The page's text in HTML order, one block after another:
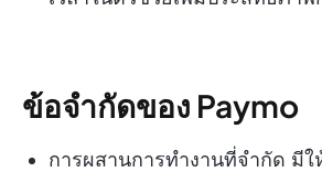
ข้อจำกัดของ Paymo
การผสานการทำงานที่จำกัด มีใ